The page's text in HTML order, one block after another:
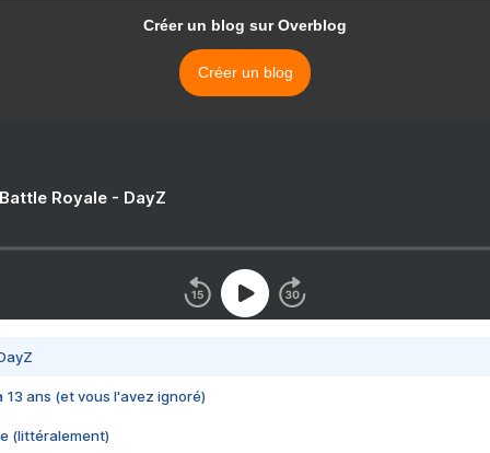
Créer un blog sur Overblog
Créer un blog
Royale - DayZ
13 ans (et vous l'avez ignoré)
(littéralement)